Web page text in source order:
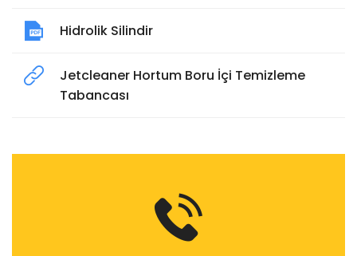
Hidrolik Silindir
Jetcleaner Hortum Boru İçi Temizleme
Tabancası